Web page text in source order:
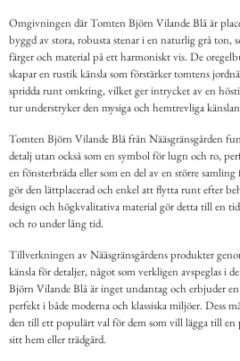
Omgivningen där Tomten Björn Vilande Blå är
byggd av stora, robusta stenar i en naturlig grå ton,
färger och material på ett harmoniskt vis. De
skapar en rustik känsla som förstärker tomtens
spridda runt omkring, vilket ger intrycket av en
tur understryker den mysiga och hemtrevliga
Tomten Björn Vilande Blå från Nääsgränsgården
detalj utan också som en symbol för lugn och ro,
en fönsterbräda eller som en del av en större
gör den lättplacerad och enkel att flytta runt efter
design och högkvalitativa material gör detta till en
och ro under lång tid.
Tillverkningen av Nääsgränsgårdens produkter
känsla för detaljer, något som verkligen avspeglas i
Björn Vilande Blå är inget undantag och erbjuder
perfekt i både moderna och klassiska miljöer. Dess
den till ett populärt val för dem som vill lägga till
sitt hem eller trädgård.